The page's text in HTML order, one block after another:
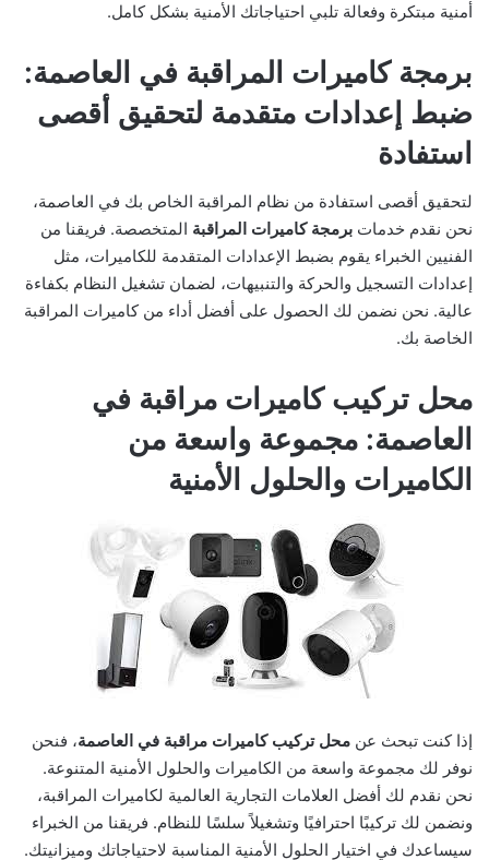
أمنية مبتكرة وفعالة تلبي احتياجاتك الأمنية بشكل كامل.
برمجة كاميرات المراقبة في العاصمة:
ضبط إعدادات متقدمة لتحقيق أقصى
استفادة
لتحقيق أقصى استفادة من نظام المراقبة الخاص بك في العاصمة،
نحن نقدم خدمات برمجة كاميرات المراقبة المتخصصة. فريقنا من
الفنيين الخبراء يقوم بضبط الإعدادات المتقدمة للكاميرات، مثل
إعدادات التسجيل والحركة والتنبيهات، لضمان تشغيل النظام بكفاءة
عالية. نحن نضمن لك الحصول على أفضل أداء من كاميرات المراقبة
الخاصة بك.
محل تركيب كاميرات مراقبة في
العاصمة: مجموعة واسعة من
الكاميرات والحلول الأمنية
إذا كنت تبحث عن محل تركيب كاميرات مراقبة في العاصمة، فنحن
نوفر لك مجموعة واسعة من الكاميرات والحلول الأمنية المتنوعة.
نحن نقدم لك أفضل العلامات التجارية العالمية لكاميرات المراقبة،
ونضمن لك تركيبًا احترافيًا وتشغيلاً سلسًا للنظام. فريقنا من الخبراء
سيساعدك في اختيار الحلول الأمنية المناسبة لاحتياجاتك وميزانيتك.